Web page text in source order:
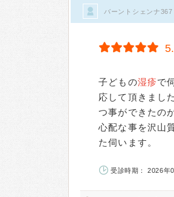
バーントシェンナ
子どもの湿疹で
応して頂きまし
つ事ができたの
心配な事を沢山
た伺います。
受診時期： 2026年